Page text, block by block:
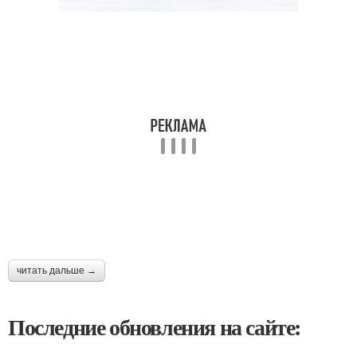
читать дальше →
Последние обновления на сайте: